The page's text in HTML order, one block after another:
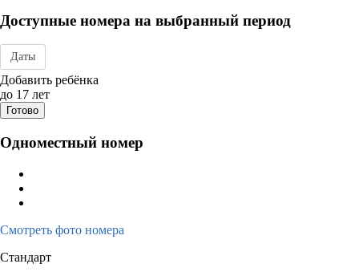
Доступные номера на выбранный период
Даты
Дата заезда - отъезда
Добавить ребёнка
до 17 лет
Готово
Одноместный номер
Смотреть фото номера
Стандарт